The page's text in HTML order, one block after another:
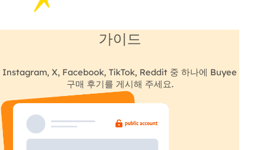
가이드
Instagram, X, Facebook, TikTok, Reddit 중 하나에 Buyee
구매 후기를 게시해 주세요.